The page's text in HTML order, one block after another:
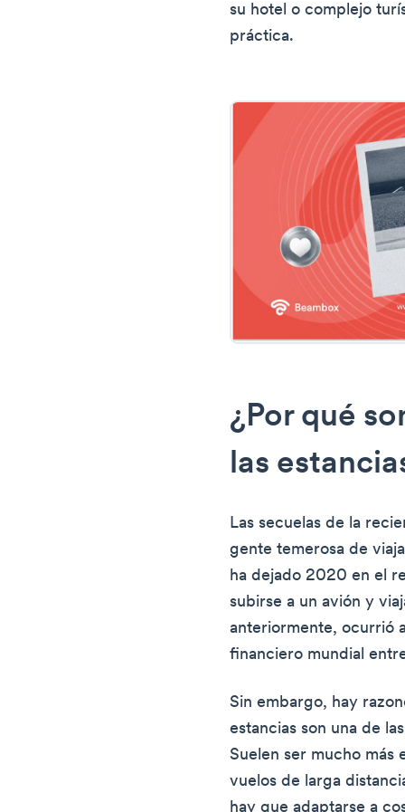
su hotel o complejo
práctica.
¿Por qué
las
Las secuelas de la
gente temerosa de
ha dejado 2020 en el
subirse a un avión y
anteriormente, ocurrió
financiero mundial
Sin embargo, hay
estancias son una de
Suelen ser mucho más
vuelos de larga
hay que adaptarse a